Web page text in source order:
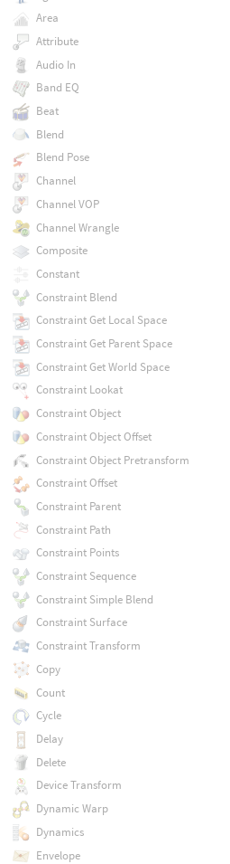
Area
Attribute
Audio In
Band EQ
Beat
Blend
Blend Pose
Channel
Channel VOP
Channel Wrangle
Composite
Constant
Constraint Blend
Constraint Get Local Space
Constraint Get Parent Space
Constraint Get World Space
Constraint Lookat
Constraint Object
Constraint Object Offset
Constraint Object Pretransform
Constraint Offset
Constraint Parent
Constraint Path
Constraint Points
Constraint Sequence
Constraint Simple Blend
Constraint Surface
Constraint Transform
Copy
Count
Cycle
Delay
Delete
Device Transform
Dynamic Warp
Dynamics
Envelope